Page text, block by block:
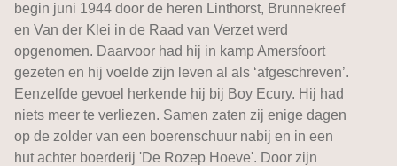
begin juni 1944 door de heren Linthorst, Brunnekreef
en Van der Klei in de Raad van Verzet werd
opgenomen. Daarvoor had hij in kamp Amersfoort
gezeten en hij voelde zijn leven al als ‘afgeschreven’.
Eenzelfde gevoel herkende hij bij Boy Ecury. Hij had
niets meer te verliezen. Samen zaten zij enige dagen
op de zolder van een boerenschuur nabij en in een
hut achter boerderij 'De Rozep Hoeve'. Door zijn